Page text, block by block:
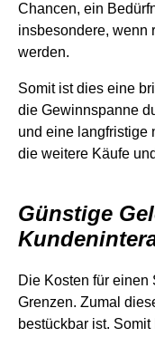
Chancen, ein
insbesondere, wenn
werden.
Somit ist dies eine
die Gewinnspanne
und eine langfristige
die weitere Käufe
Günstige
Die Kosten für einen
Grenzen. Zumal
bestückbar ist.